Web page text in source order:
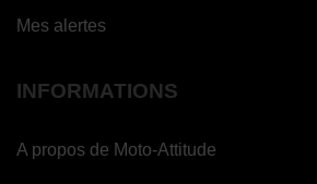
Mes alertes
INFORMATIONS
A propos de Moto-Attitude